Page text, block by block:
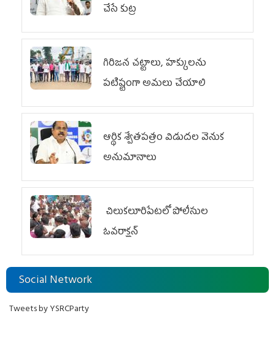
చేసే కుట్ర‌
గిరిజన చట్టాలు, హక్కులను
పటిష్టంగా అమలు చేయాలి
ఆర్థిక శ్వేతపత్రం విడుదల వెనుక
అనుమానాలు
చిలుక‌లూరిపేట‌లో పోలీసుల
ఓవ‌రాక్ష‌న్‌
Social Network
Tweets by YSRCParty